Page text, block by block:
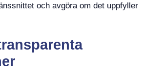
och avgöra om det uppfyller